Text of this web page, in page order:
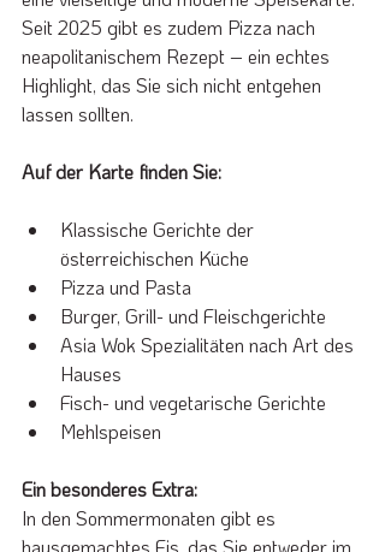
Seit 2025 gibt es zudem Pizza nach
neapolitanischem Rezept – ein echtes
Highlight, das Sie sich nicht entgehen
lassen sollten.
Auf der Karte finden Sie:
Klassische Gerichte der
österreichischen Küche
Pizza und Pasta
Burger, Grill- und Fleischgerichte
Asia Wok Spezialitäten nach Art des
Hauses
Fisch- und vegetarische Gerichte
Mehlspeisen
Ein besonderes Extra:
In den Sommermonaten gibt es
hausgemachtes Eis, das Sie entweder im